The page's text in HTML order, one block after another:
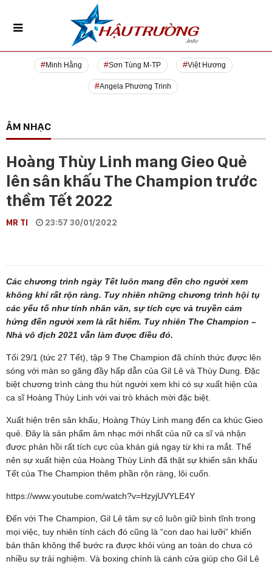
Minh Hằng Sơn Tùng M-TP Việt Hương
Angela Phương Trinh
ÂM NHẠC
Hoàng Thùy Linh mang Gieo Quẻ
lên sân khấu The Champion trước
thềm Tết 2022
MR TI 23:57 30/01/2022
Các chương trình ngày Tết luôn mang đến cho người xem
không khí rất rộn ràng. Tuy nhiên những chương trình hội tụ
các yếu tố như tính nhân văn, sự tích cực và truyền cảm
hứng đến người xem là rất hiếm. Tuy nhiên The Champion –
Nhà vô địch 2021 vẫn làm được điều đó.
Tối 29/1 (tức 27 Tết), tập 9 The Champion đã chính thức được lên
sóng với màn so găng đầy hấp dẫn của Gil Lê và Thùy Dung. Đặc
biệt chương trình càng thu hút người xem khi có sự xuất hiện của
ca sĩ Hoàng Thùy Linh với vai trò khách mời đặc biệt.
Xuất hiện trên sân khấu, Hoàng Thùy Linh mang đến ca khúc Gieo
quẻ. Đây là sản phẩm âm nhạc mới nhất của nữ ca sĩ và nhận
được phản hồi rất tích cực của khán giả ngay từ khi ra mắt. Thế
nên sự xuất hiện của Hoàng Thùy Linh đã thật sự khiến sân khấu
Tết của The Champion thêm phần rộn ràng, lôi cuốn.
https://www.youtube.com/watch?v=HzyjUVYLE4Y
Đến với The Champion, Gil Lê tâm sự cô luôn giữ bình tĩnh trong
mọi việc, tuy nhiên tính cách đó cũng là “con dao hai lưỡi” khiến
bản thân không thể bước ra được khỏi vùng an toàn do chưa có
nhiều sự trải nghiệm. Và boxing chính là cánh cửa giúp cho Gil Lê